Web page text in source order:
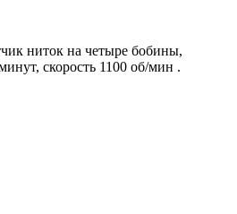
ниток на четыре бобины,
скорость 1100 об/мин .